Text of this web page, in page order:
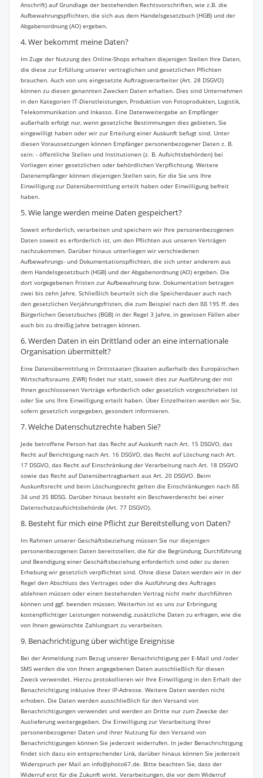
Anschrift) auf Grundlage der bestehenden Rechtsvorschriften, wie z.B. die
Aufbewahrungspflichten, die sich aus dem Handelsgesetzbuch (HGB) und der
Abgabenordnung (AO) ergeben.
4. Wer bekommt meine Daten?
Im Zuge der Nutzung des Online-Shops erhalten diejenigen Stellen Ihre Daten,
die diese zur Erfüllung unserer vertraglichen und gesetzlichen Pflichten
brauchen. Auch von uns eingesetzte Auftragsverarbeiter (Art. 28 DSGVO)
können zu diesen genannten Zwecken Daten erhalten. Dies sind Unternehmen
in den Kategorien IT-Dienstleistungen, Produktion von Fotoprodukten, Logistik,
Telekommunikation und Inkasso. Eine Datenweitergabe an Empfänger
außerhalb erfolgt nur, wenn gesetzliche Bestimmungen dies gebieten, Sie
eingewilligt haben oder wir zur Erteilung einer Auskunft befugt sind. Unter
diesen Voraussetzungen können Empfänger personenbezogener Daten z. B.
sein: - öffentliche Stellen und Institutionen (z. B. Aufsichtsbehörden) bei
Vorliegen einer gesetzlichen oder behördlichen Verpflichtung. Weitere
Datenempfänger können diejenigen Stellen sein, für die Sie uns Ihre
Einwilligung zur Datenübermittlung erteilt haben oder Einwilligung befreit
haben.
5. Wie lange werden meine Daten gespeichert?
Soweit erforderlich, verarbeiten und speichern wir Ihre personenbezogenen
Daten soweit es erforderlich ist, um den Pflichten aus unseren Verträgen
nachzukommen. Darüber hinaus unterliegen wir verschiedenen
Aufbewahrungs- und Dokumentationspflichten, die sich unter anderem aus
dem Handelsgesetzbuch (HGB) und der Abgabenordnung (AO) ergeben. Die
dort vorgegebenen Fristen zur Aufbewahrung bzw. Dokumentation betragen
zwei bis zehn Jahre. Schließlich beurteilt sich die Speicherdauer auch nach
den gesetzlichen Verjährungsfristen, die zum Beispiel nach den ßß 195 ff. des
Bürgerlichen Gesetzbuches (BGB) in der Regel 3 Jahre, in gewissen Fällen aber
auch bis zu dreißig Jahre betragen können.
6. Werden Daten in ein Drittland oder an eine internationale
Organisation übermittelt?
Eine Datenübermittlung in Drittstaaten (Staaten außerhalb des Europäischen
Wirtschaftsraums ,EWR) findet nur statt, soweit dies zur Ausführung der mit
Ihnen geschlossenen Verträge erforderlich oder gesetzlich vorgeschrieben ist
oder Sie uns Ihre Einwilligung erteilt haben. Über Einzelheiten werden wir Sie,
sofern gesetzlich vorgegeben, gesondert informieren.
7. Welche Datenschutzrechte haben Sie?
Jede betroffene Person hat das Recht auf Auskunft nach Art. 15 DSGVO, das
Recht auf Berichtigung nach Art. 16 DSGVO, das Recht auf Löschung nach Art.
17 DSGVO, das Recht auf Einschränkung der Verarbeitung nach Art. 18 DSGVO
sowie das Recht auf Datenübertragbarkeit aus Art. 20 DSGVO. Beim
Auskunftsrecht und beim Löschungsrecht gelten die Einschränkungen nach ßß
34 und 35 BDSG. Darüber hinaus besteht ein Beschwerderecht bei einer
Datenschutzaufsichtsbehörde (Art. 77 DSGVO).
8. Besteht für mich eine Pflicht zur Bereitstellung von Daten?
Im Rahmen unserer Geschäftsbeziehung müssen Sie nur diejenigen
personenbezogenen Daten bereitstellen, die für die Begründung, Durchführung
und Beendigung einer Geschäftsbeziehung erforderlich sind oder zu deren
Erhebung wir gesetzlich verpflichtet sind. Ohne diese Daten werden wir in der
Regel den Abschluss des Vertrages oder die Ausführung des Auftrages
ablehnen müssen oder einen bestehenden Vertrag nicht mehr durchführen
können und ggf. beenden müssen. Weiterhin ist es uns zur Erbringung
kostenpflichtiger Leistungen notwendig, zusätzliche Daten zu erfragen, wie die
von Ihnen gewünschte Zahlungsart zu verarbeiten.
9. Benachrichtigung über wichtige Ereignisse
Bei der Anmeldung zum Bezug unserer Benachrichtigung per E-Mail und /oder
SMS werden die von Ihnen angegebenen Daten ausschließlich für diesen
Zweck verwendet. Hierzu protokollieren wir Ihre Einwilligung in den Erhalt der
Benachrichtigung inklusive Ihrer IP-Adresse. Weitere Daten werden nicht
erhoben. Die Daten werden ausschließlich für den Versand von
Benachrichtigungen verwendet und werden an Dritte nur zum Zwecke der
Auslieferung weitergegeben. Die Einwilligung zur Verarbeitung Ihrer
personenbezogener Daten und ihrer Nutzung für den Versand von
Benachrichtigungen können Sie jederzeit widerrufen. In jeder Benachrichtigung
findet sich dazu ein entsprechender Link, darüber hinaus können Sie jederzeit
Widerspruch per Mail an info@photo67.de. Bitte beachten Sie, dass der
Widerruf erst für die Zukunft wirkt. Verarbeitungen, die vor dem Widerruf